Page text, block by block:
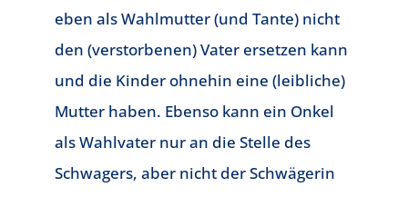
eben als Wahlmutter (und Tante) nicht
den (verstorbenen) Vater ersetzen kann
und die Kinder ohnehin eine (leibliche)
Mutter haben. Ebenso kann ein Onkel
als Wahlvater nur an die Stelle des
Schwagers, aber nicht der Schwägerin